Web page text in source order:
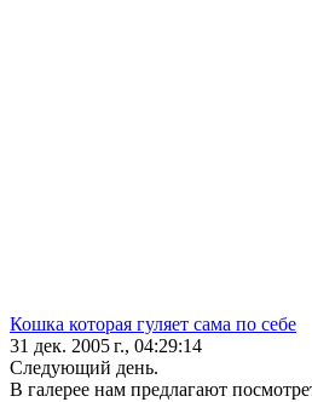
Кошка которая гуляет сама по себе
31 дек. 2005 г., 04:29:14
Следующий день.
В галерее нам предлагают